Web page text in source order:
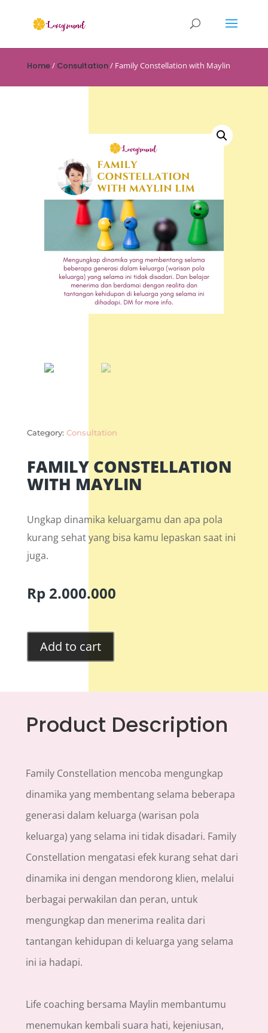
Home/ Consultation/ Family Constellation with Maylin
Category: Consultation
FAMILY CONSTELLATION
WITH MAYLIN
Ungkap dinamika keluargamu dan apa pola
kurang sehat yang bisa kamu lepaskan saat ini
juga.
Rp 2.000.000
Add to cart
Product Description
Family Constellation mencoba mengungkap
dinamika yang membentang selama beberapa
generasi dalam keluarga (warisan pola
keluarga) yang selama ini tidak disadari. Family
Constellation mengatasi efek kurang sehat dari
dinamika ini dengan mendorong klien, melalui
berbagai perwakilan dan peran, untuk
mengungkap dan menerima realita dari
tantangan kehidupan di keluarga yang selama
ini ia hadapi.
Life coaching bersama Maylin membantumu
menemukan kembali suara hati, kejeniusan,